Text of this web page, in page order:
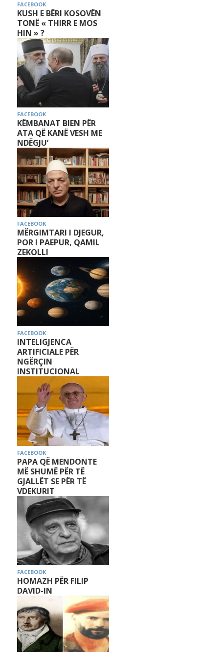
FACEBOOK
KUSH E BËRI KOSOVËN
TONË « THIRR E MOS
HIN » ?
FACEBOOK
KËMBANAT BIEN PËR
ATA QË KANË VESH ME
NDËGJU’
FACEBOOK
MËRGIMTARI I DJEGUR,
POR I PAEPUR, QAMIL
ZEKOLLI
FACEBOOK
INTELIGJENCA
ARTIFICIALE PËR
NGËRÇIN
INSTITUCIONAL
FACEBOOK
PAPA QË MENDONTE
MË SHUMË PËR TË
GJALLËT SE PËR TË
VDEKURIT
FACEBOOK
HOMAZH PËR FILIP
DAVID-IN